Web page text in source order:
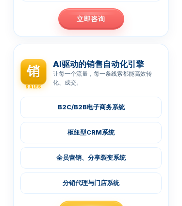
立即咨询
销
SALES
AI驱动的销售自动化引擎
让每一个流量，每一条线索都能高效转
化、成交。
B2C/B2B电子商务系统
枢纽型CRM系统
全员营销、分享裂变系统
分销代理与门店系统